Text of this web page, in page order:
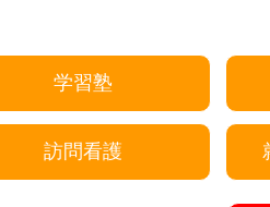
学習塾
訪問看護